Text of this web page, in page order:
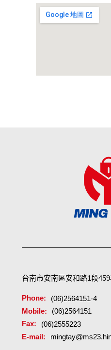
台南市安南區安和路1段
Phone:
(06)2564151-4
Mobile:
(06)2564151
Fax:
(06)2555223
E-mail:
G